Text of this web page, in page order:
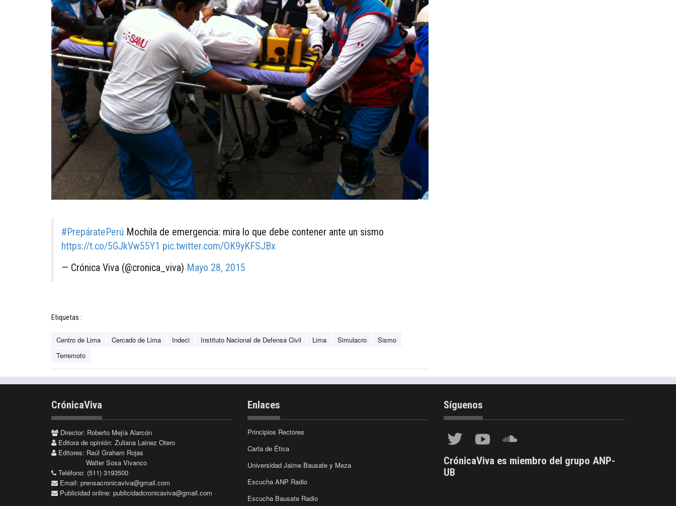
#PrepáratePerú Mochila de emergencia: mira lo que debe contener ante un sismo
https://t.co/5GJkVw55Y1 pic.twitter.com/OK9yKFSJBx
— Crónica Viva (@cronica_viva) Mayo 28, 2015
Etiquetas :
Centro de Lima Cercado de Lima Indeci Instituto Nacional de Defensa Civil Lima Simulacro
Sismo
Terremoto
CrónicaViva
Director: Roberto Mejía Alarcón
Editora de opinión: Zuliana Lainez Otero
Editores: Raúl Graham Rojas
Walter Sosa Vivanco
Teléfono: (511) 3193500
Email: prensacronicaviva@gmail.com
Publicidad online: publicidadcronicaviva@gmail.com
Enlaces
Principios Rectores
Carta de Ética
Universidad Jaime Bausate y Meza
Escucha ANP Radio
Escucha Bausate Radio
Síguenos
CrónicaViva es miembro del grupo ANP-
UB